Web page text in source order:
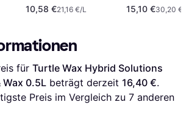
10,58 €21,16 €/L 15,10 €30,20
für Turtle Wax Hybrid Solutions
Wax 0.5L beträgt derzeit 16,40 €.
Preis im Vergleich zu 7 anderen